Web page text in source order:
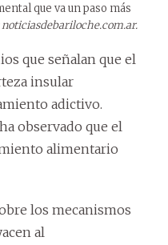
que va un paso más
noticiasdebariloche.com.ar.
que señalan que el
insular
adictivo.
observado que el
alimentario
los mecanismos
al